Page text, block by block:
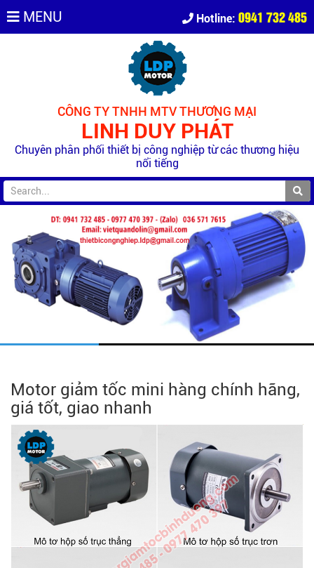
MENU Hotline: 0941 732 485
CÔNG TY TNHH MTV THƯƠNG MẠI
LINH DUY PHÁT
Chuyên phân phối thiết bị công nghiệp từ các thương hiệu
nổi tiếng
Motor giảm tốc mini hàng chính hãng,
giá tốt, giao nhanh